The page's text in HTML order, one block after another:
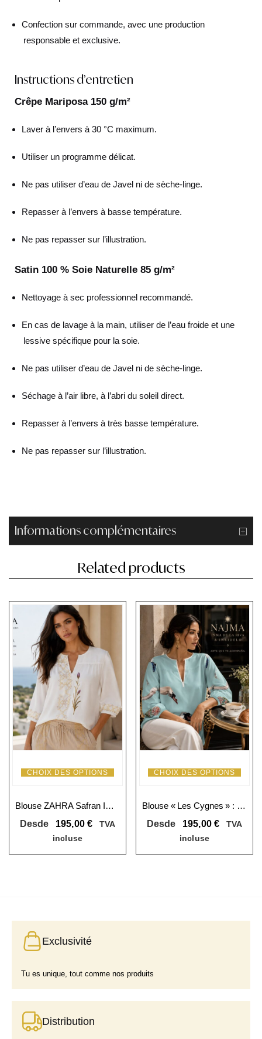
Confection sur commande, avec une production
responsable et exclusive.
Instructions d’entretien
Crêpe Mariposa 150 g/m²
Laver à l’envers à 30 °C maximum.
Utiliser un programme délicat.
Ne pas utiliser d’eau de Javel ni de sèche-linge.
Repasser à l’envers à basse température.
Ne pas repasser sur l’illustration.
Satin 100 % Soie Naturelle 85 g/m²
Nettoyage à sec professionnel recommandé.
En cas de lavage à la main, utiliser de l’eau froide et une
lessive spécifique pour la soie.
Ne pas utiliser d’eau de Javel ni de sèche-linge.
Séchage à l’air libre, à l’abri du soleil direct.
Repasser à l’envers à très basse température.
Ne pas repasser sur l’illustration.
Informations complémentaires
Related products
CHOIX DES OPTIONS
Blouse ZAHRA Safran Imperial
Desde
195,00 €
TVA
incluse
CHOIX DES OPTIONS
Blouse « Les Cygnes » : sérénité et style
Desde
195,00 €
TVA
incluse
Exclusivité
Tu es unique, tout comme nos produits
Distribution